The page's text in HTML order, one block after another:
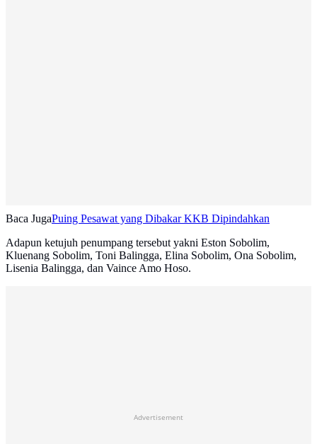
Baca JugaPuing Pesawat yang Dibakar KKB Dipindahkan
Adapun ketujuh penumpang tersebut yakni Eston Sobolim,
Kluenang Sobolim, Toni Balingga, Elina Sobolim, Ona Sobolim,
Lisenia Balingga, dan Vaince Amo Hoso.
Advertisement